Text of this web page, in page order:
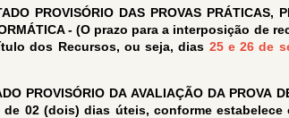
PROVISÓRIO DAS PROVAS PRÁTICAS,
- (O prazo para a interposição de
dos Recursos, ou seja, dias 25 e 26 de
PROVISÓRIO DA AVALIAÇÃO DA PROVA
de 02 (dois) dias úteis, conforme